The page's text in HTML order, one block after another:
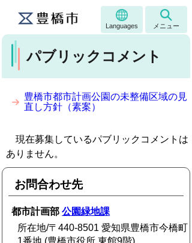
Languages メニュー
パブリックコメント
豊橋市都市計画公園の未整備区域の見
直し方針（素案）
現在募集しているパブリックコメントは
ありません。
お問合わせ先
都市計画部公園緑地課
所在地/〒440-8501 愛知県豊橋市今橋町
1番地 (豊橋市役所 東館9階)